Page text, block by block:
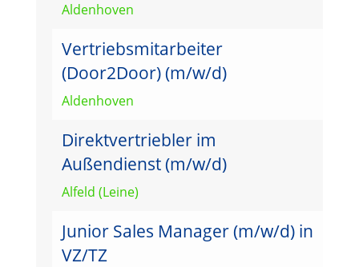
Aldenhoven
Vertriebsmitarbeiter
(Door2Door) (m/w/d)
Aldenhoven
Direktvertriebler im
Außendienst (m/w/d)
Alfeld (Leine)
Junior Sales Manager (m/w/d) in
VZ/TZ